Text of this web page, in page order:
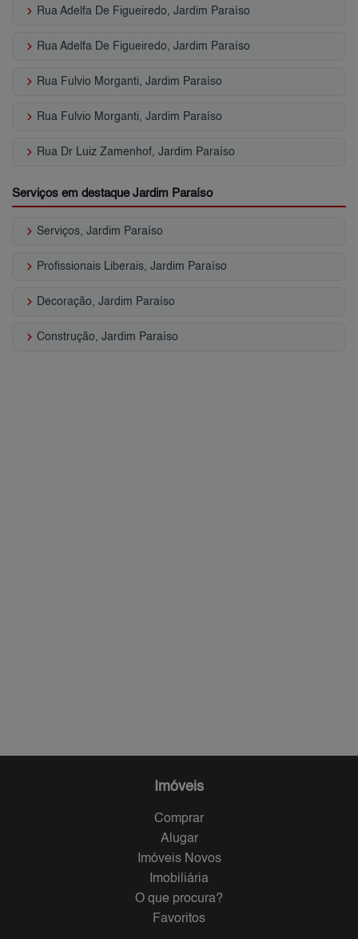
keyboard_arrow_right Rua Adelfa De Figueiredo, Jardim Paraíso
keyboard_arrow_right Rua Adelfa De Figueiredo, Jardim Paraíso
keyboard_arrow_right Rua Fulvio Morganti, Jardim Paraíso
keyboard_arrow_right Rua Fulvio Morganti, Jardim Paraíso
keyboard_arrow_right Rua Dr Luiz Zamenhof, Jardim Paraíso
Serviços em destaque Jardim Paraíso
keyboard_arrow_right Serviços, Jardim Paraíso
keyboard_arrow_right Profissionais Liberais, Jardim Paraíso
keyboard_arrow_right Decoração, Jardim Paraíso
keyboard_arrow_right Construção, Jardim Paraíso
Imóveis
Comprar
Alugar
Imóveis Novos
Imobiliária
O que procura?
Favoritos